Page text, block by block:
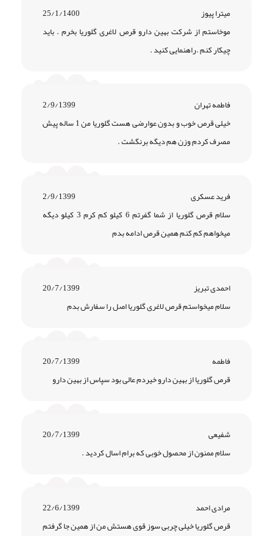
میترا پیوز
25/1/1400
موخاستم از شرکت بهین دارو قرص لاغری گلوریا بخرم . باید
چیکار کنم .راهنمایی کنید .
فاطمه تهران
2/9/1399
خیلی قرص خوب و بدون عوارضی هست گلوریا من 1 ساله پیش
مصرف کردم وزن هم دیگه برنگشت .
فرید عسکری
2/9/1399
سلام قرص گلوریا از شما گفرتم 6 کیلو کم کرم 3 کیلو دیگه
میخواهم کم کنم همین قرص ادامه بدم
احمدی تبریز
20/7/1399
سلام میخواستم قرص لاغری گلوریا اصل را سفارش بدم
فاطمه
20/7/1399
قرص گلوریا از بهین دارو خیردم عالی بود سپاس از بهین دارو
شفیعی
20/7/1399
سلام ممنون از محصول خوبی که برام اسال کردید .
مرادی احمد
22/6/1399
قرص گلوریا خیلی چربی سوز قوی هستش من از همین جا گرفتم